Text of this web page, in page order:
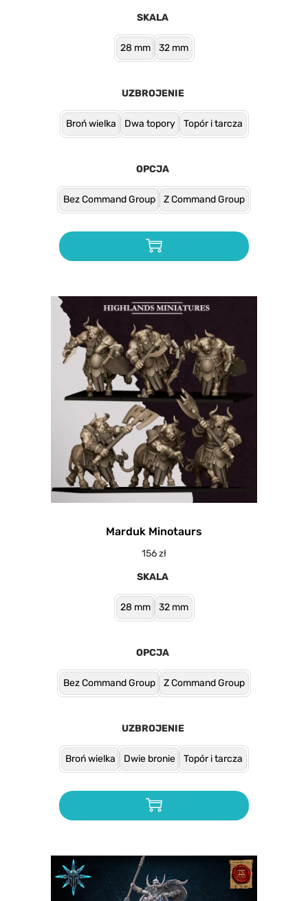
SKALA
28 mm 32 mm
UZBROJENIE
Broń wielka Dwa topory Topór i tarcza
OPCJA
Bez Command Group Z Command Group
Marduk Minotaurs
156zł
SKALA
28 mm 32 mm
OPCJA
Bez Command Group Z Command Group
UZBROJENIE
Broń wielka Dwie bronie Topór i tarcza